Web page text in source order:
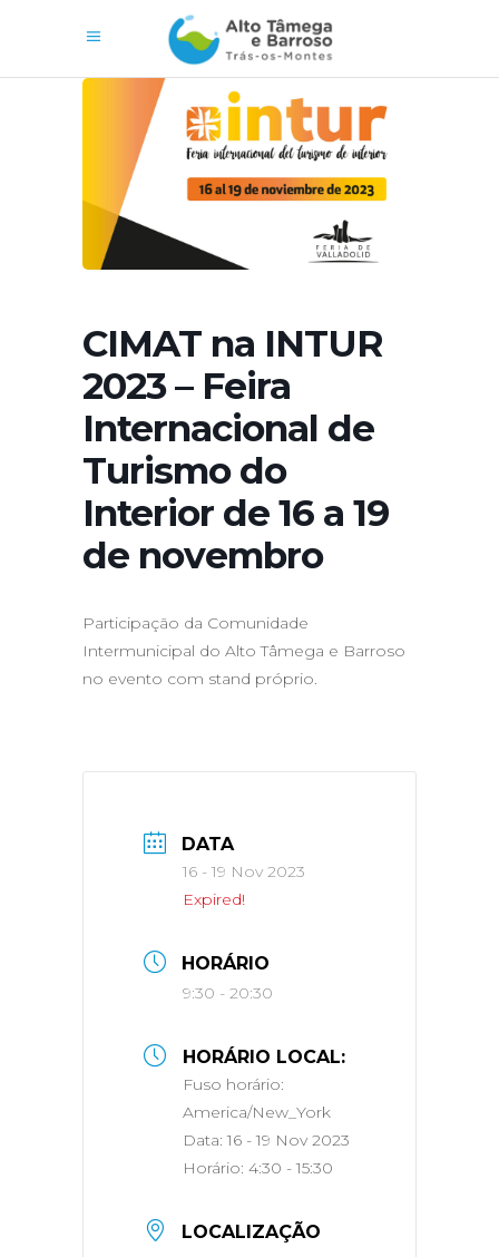
CIMAT na INTUR
2023 – Feira
Internacional de
Turismo do
Interior de 16 a 19
de novembro
Participação da Comunidade
Intermunicipal do Alto Tâmega e Barroso
no evento com stand próprio.
DATA
16 - 19 Nov 2023
Expired!
HORÁRIO
9:30 - 20:30
HORÁRIO LOCAL:
Fuso horário:
America/New_York
Data:16 - 19 Nov 2023
Horário: 4:30 - 15:30
LOCALIZAÇÃO